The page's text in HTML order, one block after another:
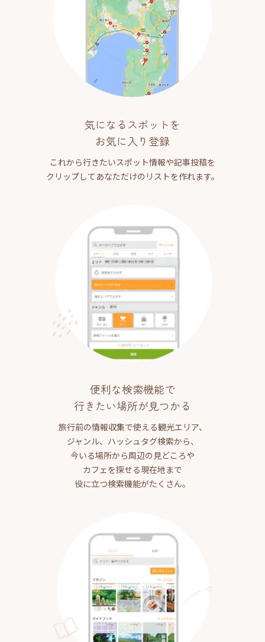
気になるスポットを
お気に入り登録
これから行きたいスポット情報や記事投稿を
クリップしてあなただけのリストを作れます。
便利な検索機能で
行きたい場所が見つかる
旅行前の情報収集で使える観光エリア、
ジャンル、ハッシュタグ検索から、
今いる場所から周辺の見どころや
カフェを探せる現在地まで
役に立つ検索機能がたくさん。